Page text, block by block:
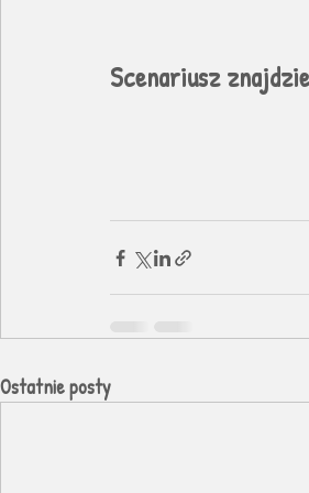
Scenariusz
Ostatnie posty